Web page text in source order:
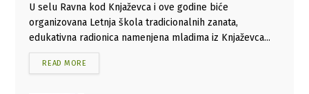
U selu Ravna kod Knjaževca i ove godine biće
organizovana Letnja škola tradicionalnih zanata,
edukativna radionica namenjena mladima iz Knjaževca...
READ MORE